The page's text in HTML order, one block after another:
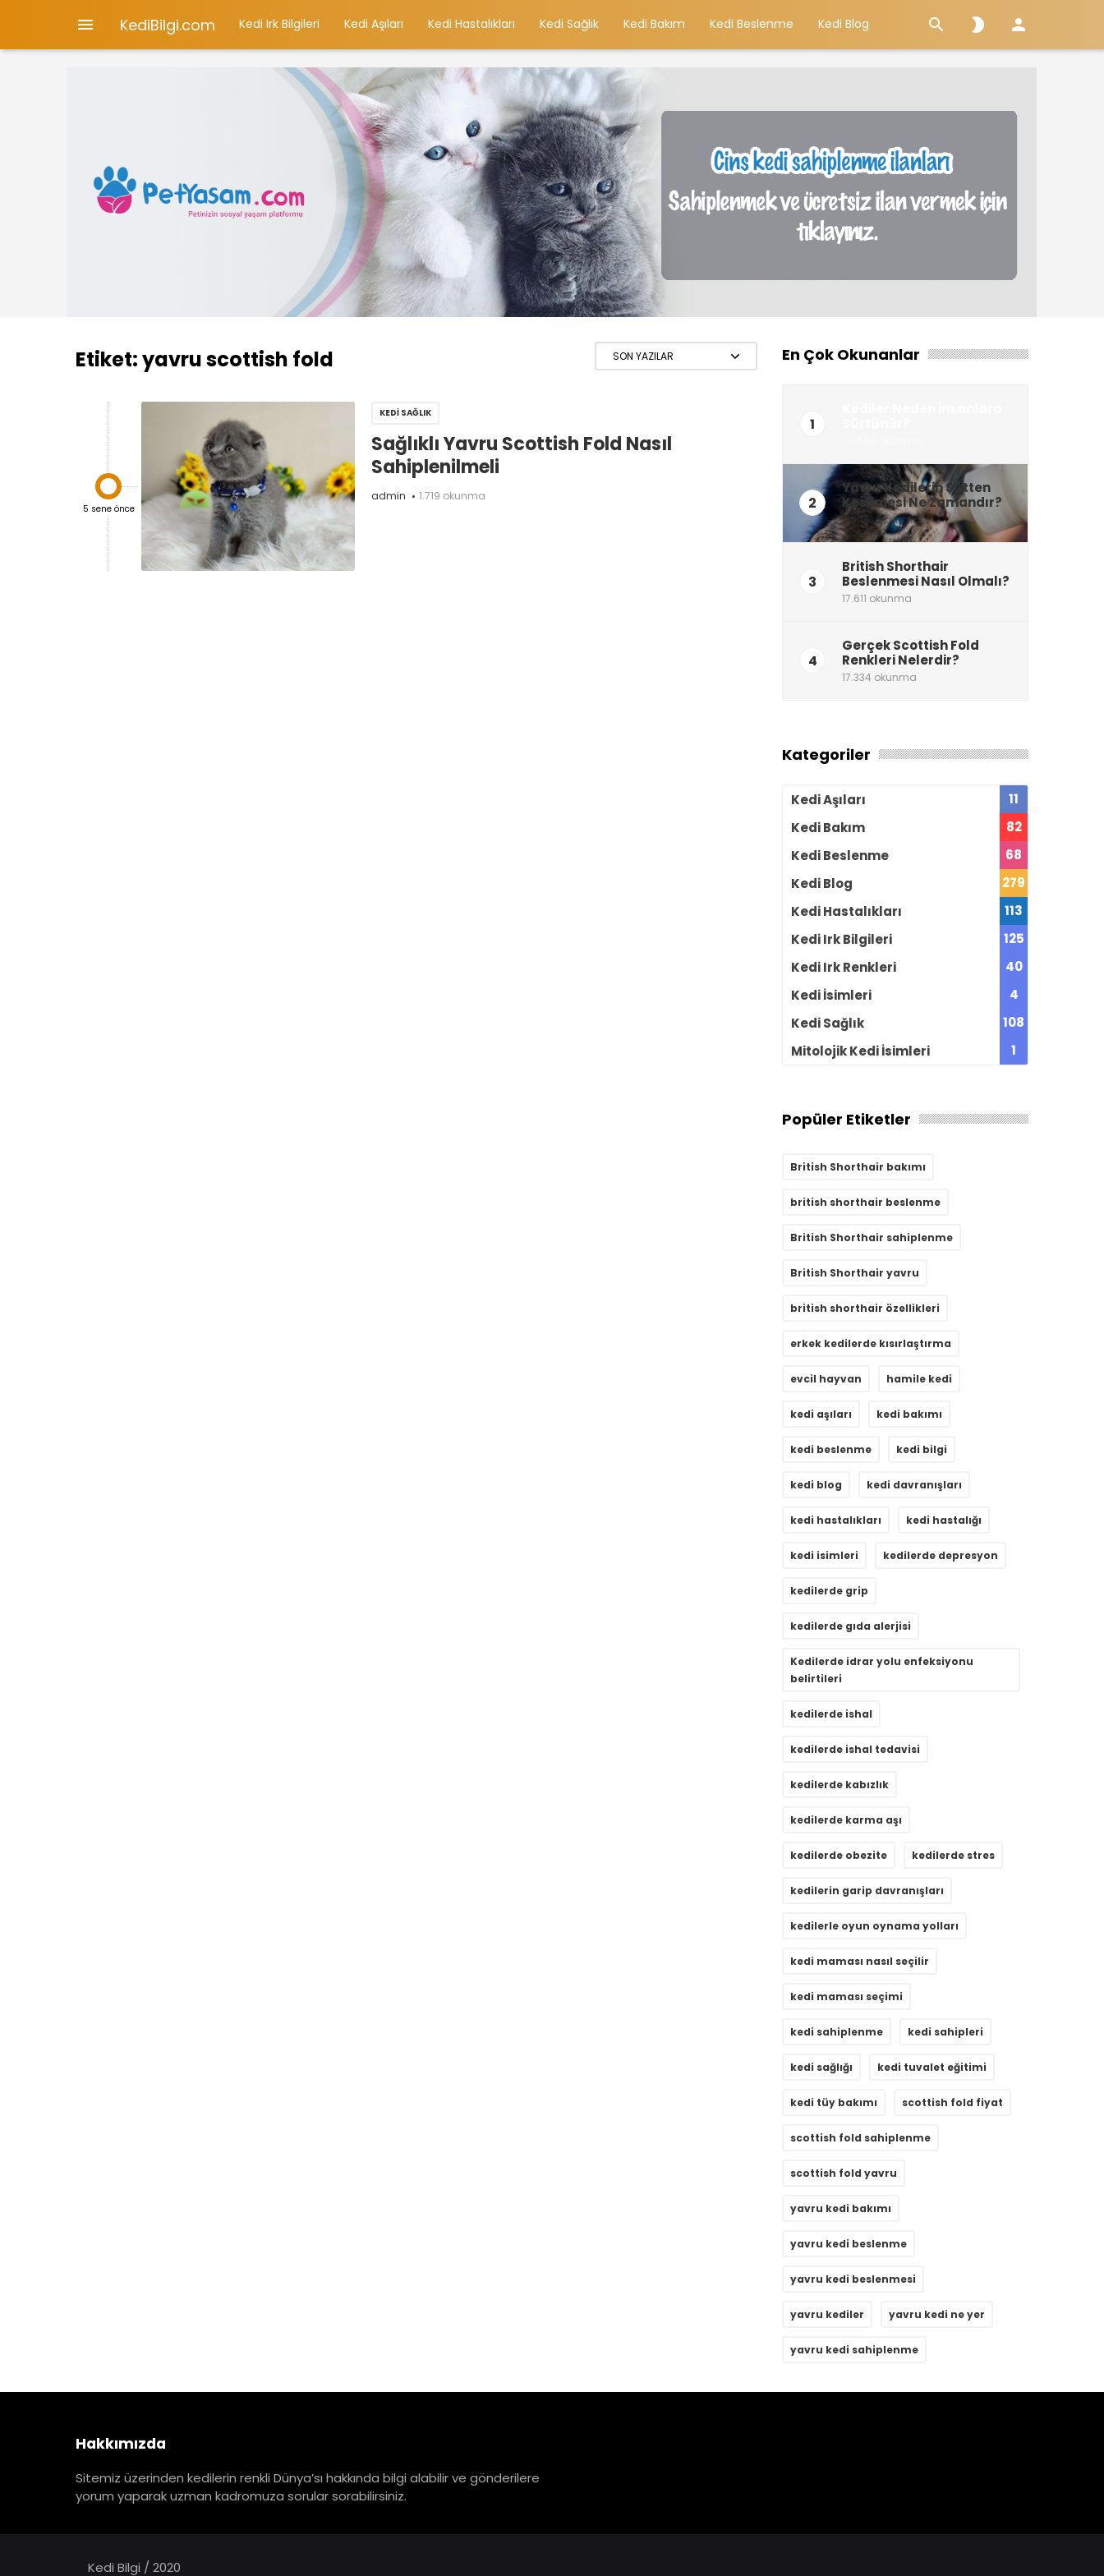
 KediBilgi.com Kedi Irk Bilgileri Kedi Aşıları Kedi Hastalıkları Kedi Sağlık Kedi Bakım Kedi Beslenme Kedi Blog   
Etiket:yavru scottish fold

5 sene önce
KEDI SAĞLIK
Sağlıklı Yavru Scottish Fold Nasıl
Sahiplenilmeli
admin 1.719 okunma
En Çok Okunanlar
1
2
Yavru Kedilerin Sütten
Kesilmesi Ne Zamandır?
26.423 okunma
3
British Shorthair
Beslenmesi Nasıl Olmalı?
17.611 okunma
4
Gerçek Scottish Fold
Renkleri Nelerdir?
17.334 okunma
Kategoriler
Kedi Aşıları
11
Kedi Bakım
82
Kedi Beslenme
68
Kedi Blog
279
Kedi Hastalıkları
113
Kedi Irk Bilgileri
125
Kedi Irk Renkleri
40
Kedi İsimleri
4
Kedi Sağlık
108
Mitolojik Kedi İsimleri
1
Popüler Etiketler
British Shorthair bakımı
british shorthair beslenme
British Shorthair sahiplenme
British Shorthair yavru
british shorthair özellikleri
erkek kedilerde kısırlaştırma
evcil hayvan hamile kedi
kedi aşıları kedi bakımı
kedi beslenme kedi bilgi
kedi blog kedi davranışları
kedi hastalıkları kedi hastalığı
kedi isimleri kedilerde depresyon
kedilerde grip
kedilerde gıda alerjisi
Kedilerde idrar yolu enfeksiyonu
belirtileri
kedilerde ishal
kedilerde ishal tedavisi
kedilerde kabızlık
kedilerde karma aşı
kedilerde obezite kedilerde stres
kedilerin garip davranışları
kedilerle oyun oynama yolları
kedi maması nasıl seçilir
kedi maması seçimi
kedi sahiplenme kedi sahipleri
kedi sağlığı kedi tuvalet eğitimi
kedi tüy bakımı scottish fold fiyat
scottish fold sahiplenme
scottish fold yavru
yavru kedi bakımı
yavru kedi beslenme
yavru kedi beslenmesi
yavru kediler yavru kedi ne yer
yavru kedi sahiplenme
Hakkımızda
Sitemiz üzerinden kedilerin renkli Dünya’sı hakkında bilgi alabilir ve gönderilere
yorum yaparak uzman kadromuza sorular sorabilirsiniz.
Kedi Bilgi / 2020